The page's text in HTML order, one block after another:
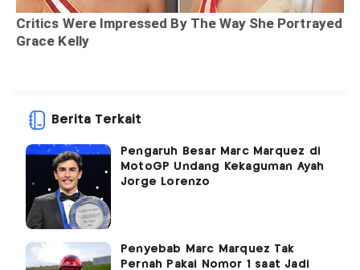
Berita Terkait
Pengaruh Besar Marc Marquez di
MotoGP Undang Kekaguman Ayah
Jorge Lorenzo
Penyebab Marc Marquez Tak
Pernah Pakai Nomor 1 saat Jadi